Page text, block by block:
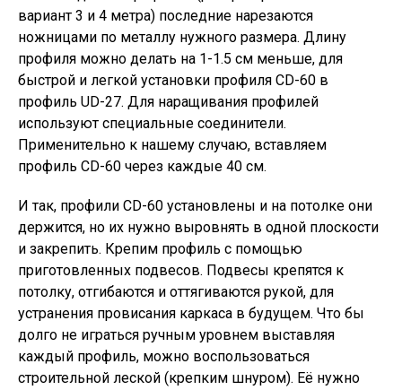
вариант 3 и 4 метра) последние нарезаются
ножницами по металлу нужного размера. Длину
профиля можно делать на 1-1.5 см меньше, для
быстрой и легкой установки профиля CD-60 в
профиль UD-27. Для наращивания профилей
используют специальные соединители.
Применительно к нашему случаю, вставляем
профиль CD-60 через каждые 40 см.
И так, профили CD-60 установлены и на потолке они
держится, но их нужно выровнять в одной плоскости
и закрепить. Крепим профиль с помощью
приготовленных подвесов. Подвесы крепятся к
потолку, отгибаются и оттягиваются рукой, для
устранения провисания каркаса в будущем. Что бы
долго не играться ручным уровнем выставляя
каждый профиль, можно воспользоваться
строительной леской (крепким шнуром). Её нужно